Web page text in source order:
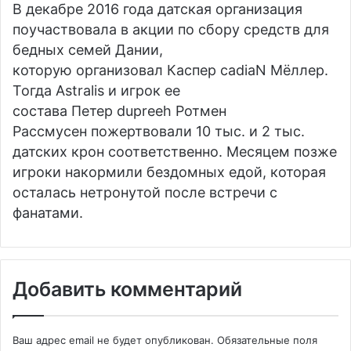
В декабре 2016 года датская организация
поучаствовала в акции по сбору средств для
бедных семей Дании,
которую организовал Каспер cadiaN Мёллер.
Тогда Astralis и игрок ее
состава Петер dupreeh Ротмен
Рассмусен пожертвовали 10 тыс. и 2 тыс.
датских крон соответственно. Месяцем позже
игроки накормили бездомных едой, которая
осталась нетронутой после встречи с
фанатами.
Добавить комментарий
Ваш адрес email не будет опубликован. Обязательные поля